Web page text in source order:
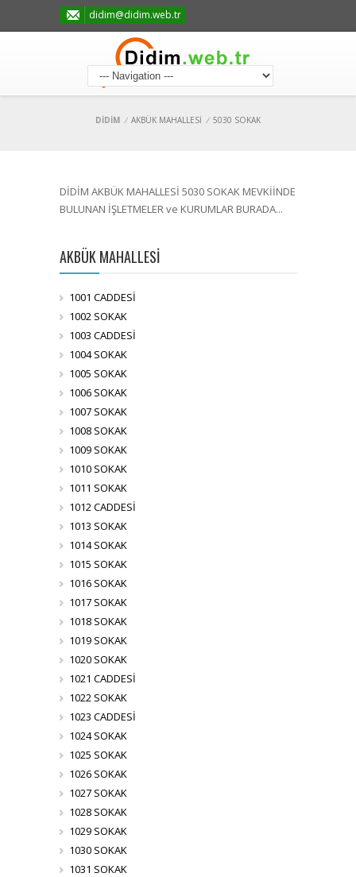
didim@didim.web.tr
DİDİM / AKBÜK MAHALLESİ / 5030 SOKAK
DİDİM AKBÜK MAHALLESİ 5030 SOKAK MEVKİİNDE
BULUNAN İŞLETMELER ve KURUMLAR BURADA...
AKBÜK MAHALLESİ
1001 CADDESİ
1002 SOKAK
1003 CADDESİ
1004 SOKAK
1005 SOKAK
1006 SOKAK
1007 SOKAK
1008 SOKAK
1009 SOKAK
1010 SOKAK
1011 SOKAK
1012 CADDESİ
1013 SOKAK
1014 SOKAK
1015 SOKAK
1016 SOKAK
1017 SOKAK
1018 SOKAK
1019 SOKAK
1020 SOKAK
1021 CADDESİ
1022 SOKAK
1023 CADDESİ
1024 SOKAK
1025 SOKAK
1026 SOKAK
1027 SOKAK
1028 SOKAK
1029 SOKAK
1030 SOKAK
1031 SOKAK